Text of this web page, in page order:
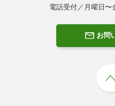
電話受付／月曜日
お問